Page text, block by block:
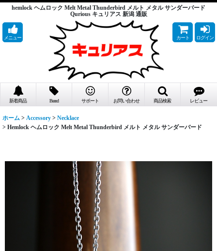
hemlock ヘムロック Melt Metal Thunderbird メルト メタル サンダーバード
Qurious キュリアス 新潟 通販
メニュー カート ログイン
新着商品 Brand サポート お問い合わせ 商品検索 レビュー
ホーム > Accessory > Necklace
> Hemlock ヘムロック Melt Metal Thunderbird メルト メタル サンダーバード